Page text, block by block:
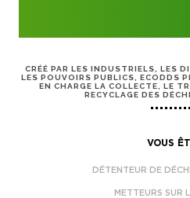
CRÉÉ PAR LES INDUSTRIELS, LES
LES POUVOIRS PUBLICS, ECODDS
EN CHARGE LA COLLECTE, LE
RECYCLAGE DES
VOUS
DÉTENTEUR DE
METTEURS SUR